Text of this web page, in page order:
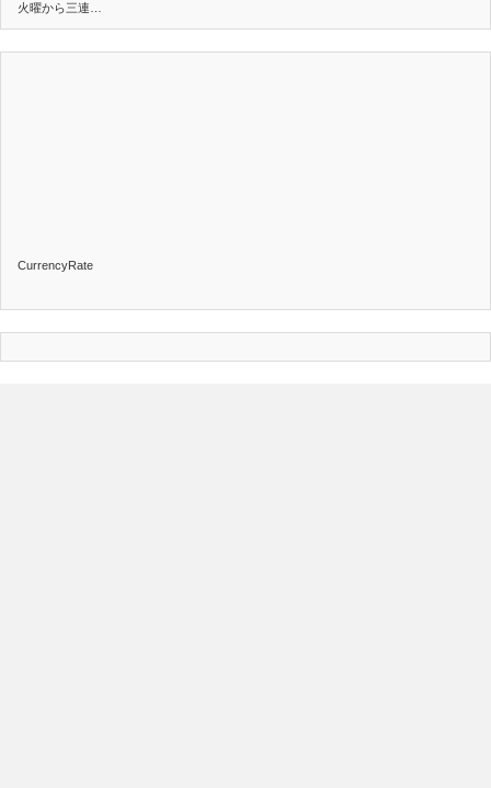
火曜から三連…
CurrencyRate